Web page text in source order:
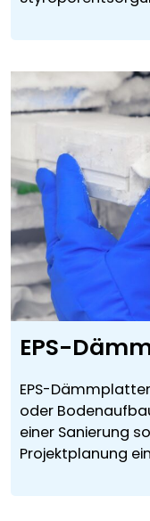
EPS-
EPS-
oder
einer Sanierung
Projektplanung